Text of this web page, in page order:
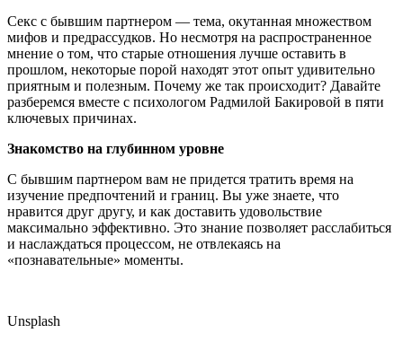
Секс с бывшим партнером — тема, окутанная множеством
мифов и предрассудков. Но несмотря на распространенное
мнение о том, что старые отношения лучше оставить в
прошлом, некоторые порой находят этот опыт удивительно
приятным и полезным. Почему же так происходит? Давайте
разберемся вместе с психологом Радмилой Бакировой в пяти
ключевых причинах.
Знакомство на глубинном уровне
С бывшим партнером вам не придется тратить время на
изучение предпочтений и границ. Вы уже знаете, что
нравится друг другу, и как доставить удовольствие
максимально эффективно. Это знание позволяет расслабиться
и наслаждаться процессом, не отвлекаясь на
«познавательные» моменты.
Unsplash